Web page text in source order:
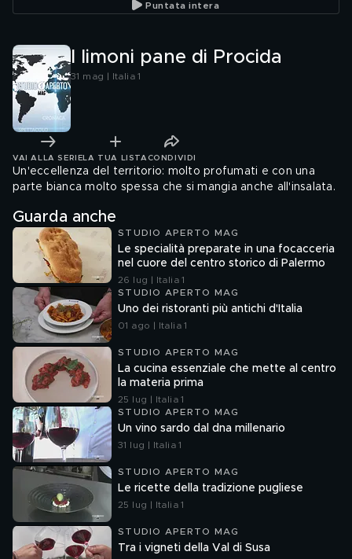
Puntata intera
I limoni pane di Procida
31 mag | Italia 1
VAI ALLA SERIE LA TUA LISTA CONDIVIDI
Un'eccellenza del territorio: molto profumati e con una
parte bianca molto spessa che si mangia anche all'insalata.
Guarda anche
STUDIO APERTO MAG
Le specialità preparate in una focacceria
nel cuore del centro storico di Palermo
26 lug | Italia 1
STUDIO APERTO MAG
Uno dei ristoranti più antichi d'Italia
01 ago | Italia 1
STUDIO APERTO MAG
La cucina essenziale che mette al centro
la materia prima
25 lug | Italia 1
STUDIO APERTO MAG
Un vino sardo dal dna millenario
31 lug | Italia 1
STUDIO APERTO MAG
Le ricette della tradizione pugliese
25 lug | Italia 1
STUDIO APERTO MAG
Tra i vigneti della Val di Susa